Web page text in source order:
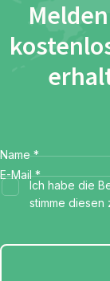
Name *
E-Mail *
Ich habe die
stimme diesen